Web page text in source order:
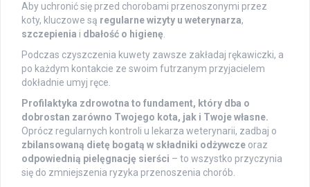
Aby uchronić się przed chorobami przenoszonymi przez
koty, kluczowe są regularne wizyty u weterynarza,
szczepienia i dbałość o higienę.
Podczas czyszczenia kuwety zawsze zakładaj rękawiczki, a
po każdym kontakcie ze swoim futrzanym przyjacielem
dokładnie umyj ręce.
Profilaktyka zdrowotna to fundament, który dba o
dobrostan zarówno Twojego kota, jak i Twoje własne.
Oprócz regularnych kontroli u lekarza weterynarii, zadbaj o
zbilansowaną dietę bogatą w składniki odżywcze oraz
odpowiednią pielęgnację sierści – to wszystko przyczynia
się do zmniejszenia ryzyka przenoszenia chorób.